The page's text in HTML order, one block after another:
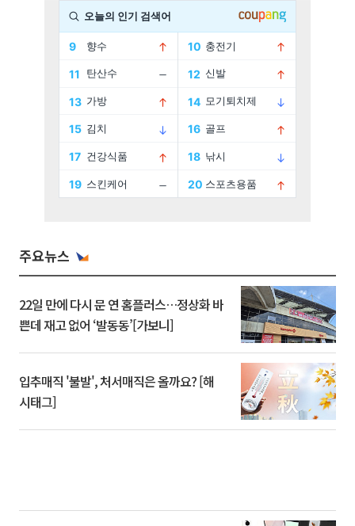
주요뉴스
22일 만에 다시 문 연 홈플러스…정상화 바
쁜데 재고 없어 ‘발동동’[가보니]
입추매직 '불발', 처서매직은 올까요? [해
시태그]